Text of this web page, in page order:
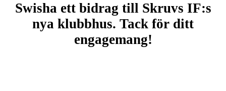
Swisha ett bidrag till Skruvs IF:s
nya klubbhus. Tack för ditt
engagemang!